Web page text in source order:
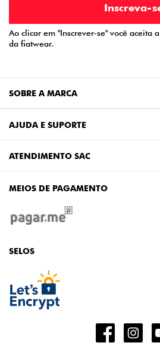
Ao clicar em "Inscrever-se" você aceita a
da fiatwear.
SOBRE A MARCA
AJUDA E SUPORTE
ATENDIMENTO SAC
MEIOS DE PAGAMENTO
SELOS